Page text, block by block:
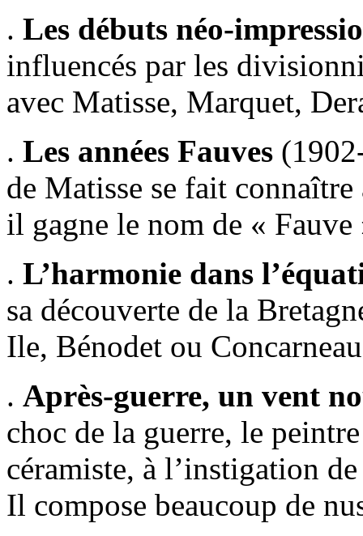
. Les débuts néo-
influencés par les
avec Matisse, Marquet,
. Les années Fauves
de Matisse se fait
il gagne le nom de « Fauve
. L’harmonie dans
sa découverte de la
Ile, Bénodet ou
. Après-guerre, un vent
choc de la guerre, le
céramiste, à l’instigation
Il compose beaucoup de